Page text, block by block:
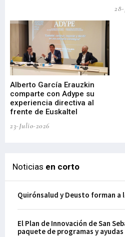
Alberto García Erauzkin
comparte con Adype su
experiencia directiva al
frente de Euskaltel
23-Julio-2026
Noticias en corto
Quirónsalud y Deusto forman
El Plan de Innovación de San
paquete de programas y ayudas